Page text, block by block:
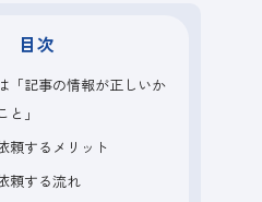
目次
「記事の情報が正しいか
」
頼するメリット
頼する流れ